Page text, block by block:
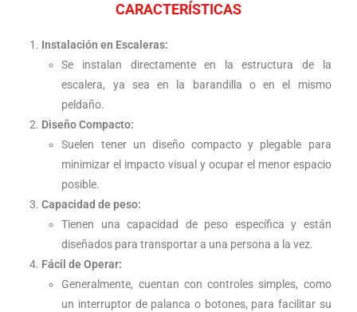
CARACTERÍSTICAS
Instalación en Escaleras:
Se instalan directamente en la estructura de la
escalera, ya sea en la barandilla o en el mismo
peldaño.
Diseño Compacto:
Suelen tener un diseño compacto y plegable para
minimizar el impacto visual y ocupar el menor espacio
posible.
Capacidad de peso:
Tienen una capacidad de peso específica y están
diseñados para transportar a una persona a la vez.
Fácil de Operar:
Generalmente, cuentan con controles simples, como
un interruptor de palanca o botones, para facilitar su